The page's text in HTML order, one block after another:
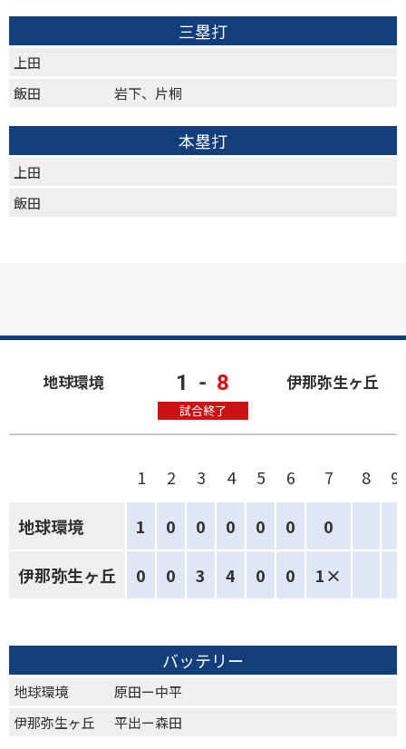
三塁打
上田
飯田
岩下、片桐
本塁打
上田
飯田
地球環境 1 - 8
試合終了
伊那弥生ヶ丘
1 2 3 4 5 6 7 8 9
地球環境 1 0 0 0 0 0 0
伊那弥生ヶ丘 0 0 3 4 0 0 1×
バッテリー
地球環境
原田ー中平
伊那弥生ヶ丘
平出ー森田